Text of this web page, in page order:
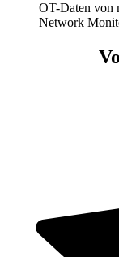
OT-Daten von
Network